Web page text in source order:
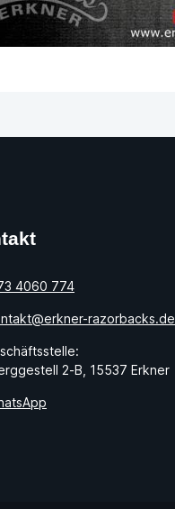
4060 774
razorbacks.de
2-B, 15537 Erkner